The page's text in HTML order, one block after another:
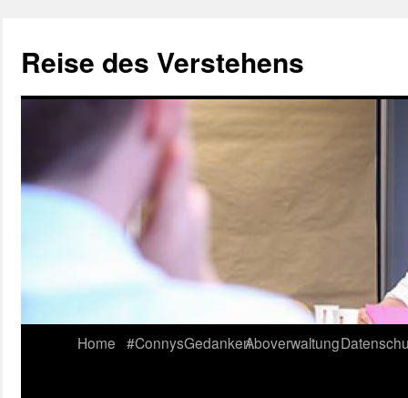
Reise des Verstehens
Home #ConnysGedankenAboverwaltung